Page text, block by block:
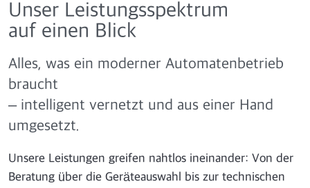
Unser Leistungsspektrum
auf einen Blick
Alles, was ein moderner Automatenbetrieb
braucht
– intelligent vernetzt und aus einer Hand
umgesetzt.
Unsere Leistungen greifen nahtlos ineinander: Von der
Beratung über die Geräteauswahl bis zur technischen